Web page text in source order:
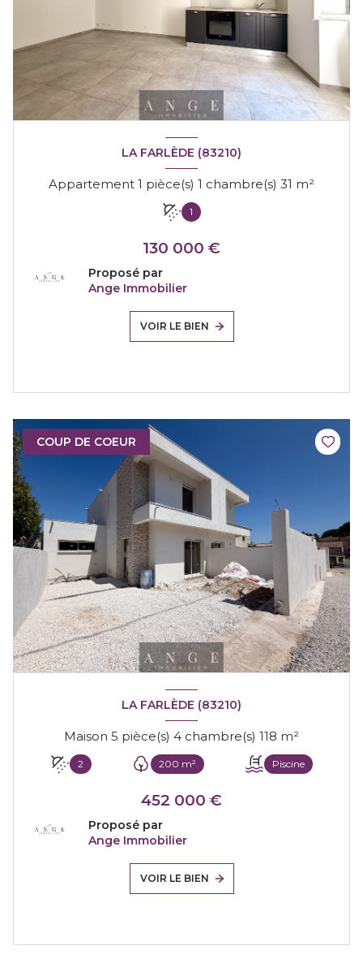
LA FARLÈDE (83210)
Appartement 1 pièce(s) 1 chambre(s) 31 m²
1
130 000 €
Proposé par
Ange Immobilier
VOIR LE BIEN
COUP DE COEUR
LA FARLÈDE (83210)
Maison 5 pièce(s) 4 chambre(s) 118 m²
2 200 m² Piscine
452 000 €
Proposé par
Ange Immobilier
VOIR LE BIEN